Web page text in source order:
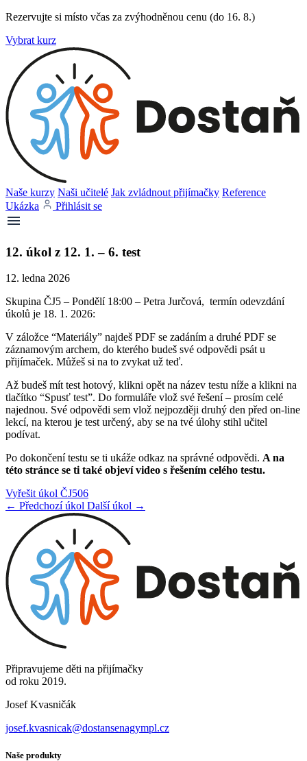
Rezervujte si místo včas za zvýhodněnou cenu (do 16. 8.)
Vybrat kurz
Naše kurzy Naši učitelé Jak zvládnout přijímačky Reference
Ukázka
Přihlásit se
12. úkol z 12. 1. – 6. test
12. ledna 2026
Skupina ČJ5 – Pondělí 18:00 – Petra Jurčová, termín odevzdání
úkolů je 18. 1. 2026:
V záložce “Materiály” najdeš PDF se zadáním a druhé PDF se
záznamovým archem, do kterého budeš své odpovědi psát u
přijímaček. Můžeš si na to zvykat už teď.
Až budeš mít test hotový, klikni opět na název testu níže a klikni na
tlačítko “Spusť test”. Do formuláře vlož své řešení – prosím celé
najednou. Své odpovědi sem vlož nejpozději druhý den před on-line
lekcí, na kterou je test určený, aby se na tvé úlohy stihl učitel
podívat.
Po dokončení testu se ti ukáže odkaz na správné odpovědi. A na
této stránce se ti také objeví video s řešením celého testu.
Vyřešit úkol ČJ506
← Předchozí úkol Další úkol →
Připravujeme děti na přijímačky
od roku 2019.
Josef Kvasničák
josef.kvasnicak@dostansenagympl.cz
Naše produkty